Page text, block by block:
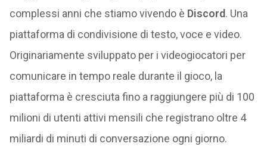
complessi anni che stiamo vivendo è Discord. Una
piattaforma di condivisione di testo, voce e video.
Originariamente sviluppato per i videogiocatori per
comunicare in tempo reale durante il gioco, la
piattaforma è cresciuta fino a raggiungere più di 100
milioni di utenti attivi mensili che registrano oltre 4
miliardi di minuti di conversazione ogni giorno.